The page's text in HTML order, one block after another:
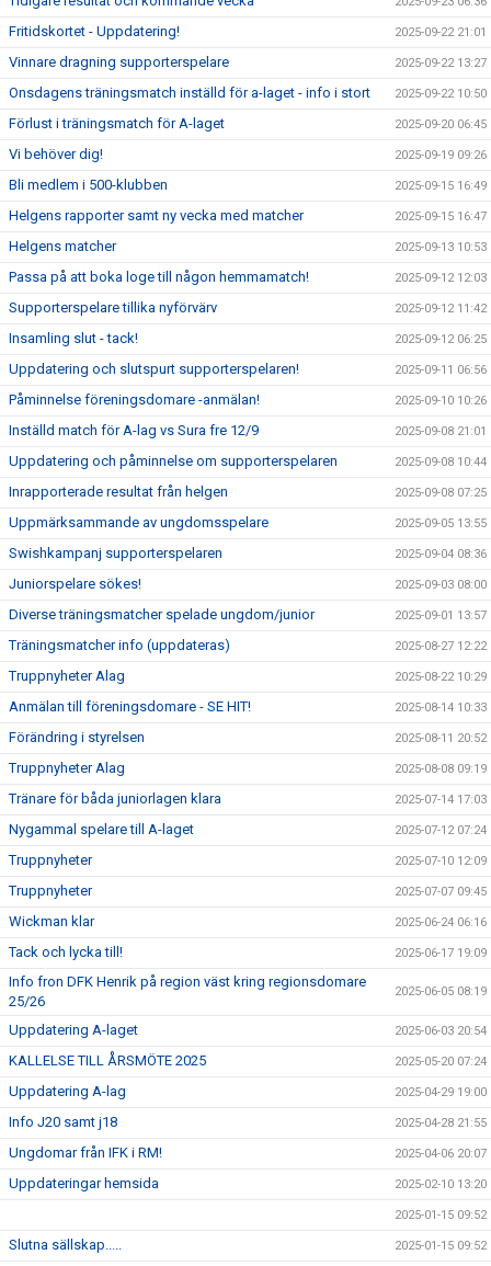
Fritidskortet - Uppdatering! 2025-09-22 21:01
Vinnare dragning supporterspelare 2025-09-22 13:27
Onsdagens träningsmatch inställd för a-laget - info i stort 2025-09-22 10:50
Förlust i träningsmatch för A-laget 2025-09-20 06:45
Vi behöver dig! 2025-09-19 09:26
Bli medlem i 500-klubben 2025-09-15 16:49
Helgens rapporter samt ny vecka med matcher 2025-09-15 16:47
Helgens matcher 2025-09-13 10:53
Passa på att boka loge till någon hemmamatch! 2025-09-12 12:03
Supporterspelare tillika nyförvärv 2025-09-12 11:42
Insamling slut - tack! 2025-09-12 06:25
Uppdatering och slutspurt supporterspelaren! 2025-09-11 06:56
Påminnelse föreningsdomare -anmälan! 2025-09-10 10:26
Inställd match för A-lag vs Sura fre 12/9 2025-09-08 21:01
Uppdatering och påminnelse om supporterspelaren 2025-09-08 10:44
Inrapporterade resultat från helgen 2025-09-08 07:25
Uppmärksammande av ungdomsspelare 2025-09-05 13:55
Swishkampanj supporterspelaren 2025-09-04 08:36
Juniorspelare sökes! 2025-09-03 08:00
Diverse träningsmatcher spelade ungdom/junior 2025-09-01 13:57
Träningsmatcher info (uppdateras) 2025-08-27 12:22
Truppnyheter Alag 2025-08-22 10:29
Anmälan till föreningsdomare - SE HIT! 2025-08-14 10:33
Förändring i styrelsen 2025-08-11 20:52
Truppnyheter Alag 2025-08-08 09:19
Tränare för båda juniorlagen klara 2025-07-14 17:03
Nygammal spelare till A-laget 2025-07-12 07:24
Truppnyheter 2025-07-10 12:09
Truppnyheter 2025-07-07 09:45
Wickman klar 2025-06-24 06:16
Tack och lycka till! 2025-06-17 19:09
Info fron DFK Henrik på region väst kring regionsdomare
25/26
2025-06-05 08:19
Uppdatering A-laget 2025-06-03 20:54
KALLELSE TILL ÅRSMÖTE 2025 2025-05-20 07:24
Uppdatering A-lag 2025-04-29 19:00
Info J20 samt j18 2025-04-28 21:55
Ungdomar från IFK i RM! 2025-04-06 20:07
Uppdateringar hemsida 2025-02-10 13:20
2025-01-15 09:52
Slutna sällskap..... 2025-01-15 09:52